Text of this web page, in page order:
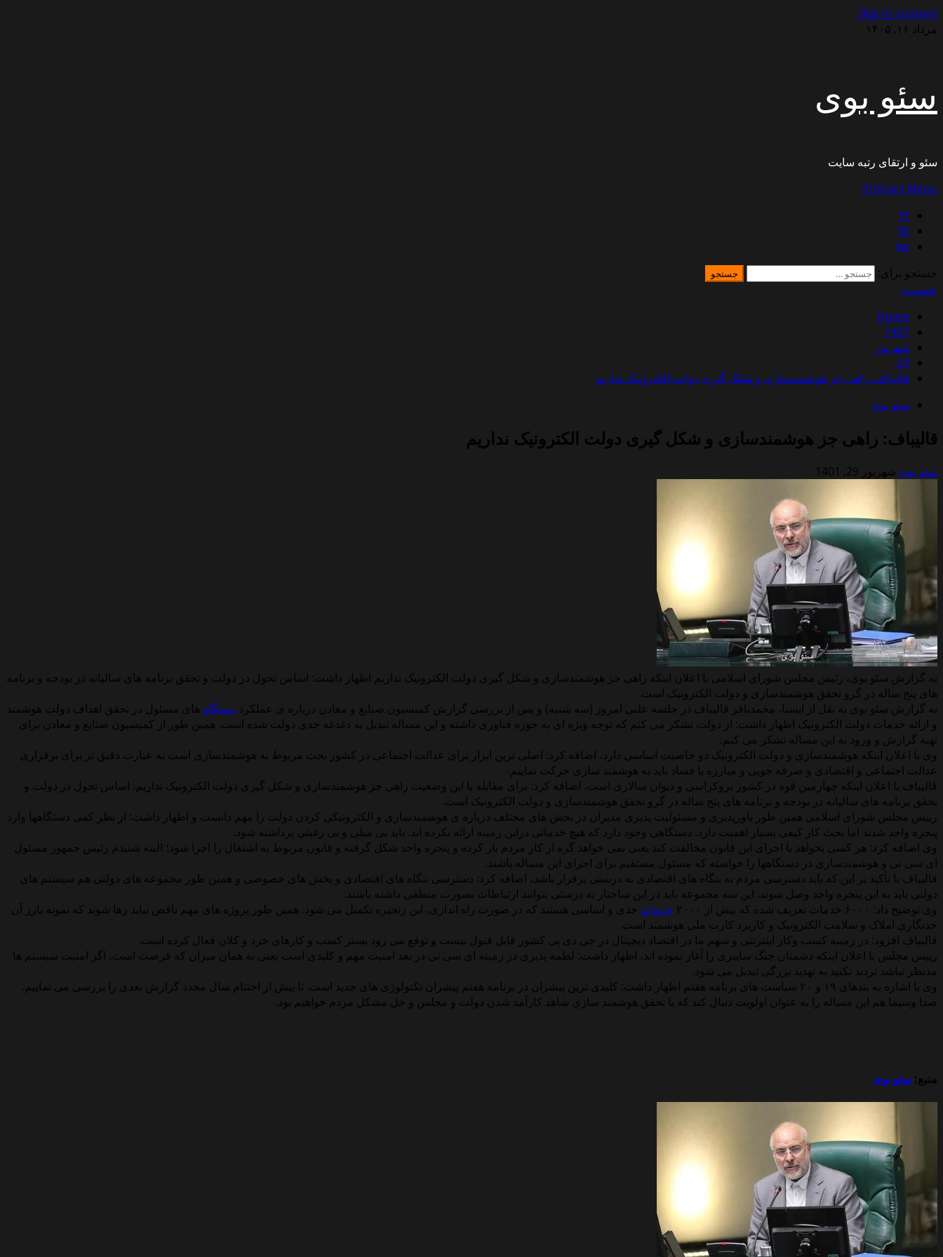
Skip to content
مرداد ۱۶, ۱۴۰۵
سئو بوی
سئو و ارتقای رتبه سایت
Primary Menu
Yt
fb
tw
جستجو برای:
عضویت
Home
1401
شهریور
29
قالیباف: راهی جز هوشمندسازی و شکل گیری دولت الکترونیک نداریم
سئو بوی
قالیباف: راهی جز هوشمندسازی و شکل گیری دولت الکترونیک نداریم
سئو بوی شهریور 29, 1401
به گزارش سئو بوی، رئیس مجلس شورای اسلامی با اعلان اینکه راهی جز هوشمندسازی و شکل گیری دولت الکترونیک نداریم اظهار داشت: اساس تحول در دولت و تحقق برنامه های سالیانه در بودجه و برنامه
های پنج ساله در گرو تحقق هوشمندسازی و دولت الکترونیک است.
به گزارش سئو بوی به نقل از ایسنا، محمدباقر قالیباف در جلسه علنی امروز (سه شنبه) و پس از بررسی گزارش کمیسیون صنایع و معادن درباره ی عملکرد دستگاه های مسئول در تحقق اهداف دولت هوشمند
و ارائه خدمات دولت الکترونیک اظهار داشت: از دولت تشکر می کنم که توجه ویژه ای به حوزه فناوری داشته و این مساله تبدیل به دغدغه جدی دولت شده است. همین طور از کمیسیون صنایع و معادن برای
تهیه گزارش و ورود به این مساله تشکر می کنم.
وی با اعلان اینکه هوشمندسازی و دولت الکترونیک دو خاصیت اساسی دارد، اضافه کرد: اصلی ترین ابزار برای عدالت اجتماعی در کشور بحث مربوط به هوشمندسازی است به عبارت دقیق تر برای برقراری
عدالت اجتماعی و اقتصادی و صرفه جویی و مبارزه با فساد باید به هوشمند سازی حرکت نماییم.
قالیباف با اعلان اینکه چهارمین قوه در کشور بروکراسی و دیوان سالاری است، اضافه کرد: برای مقابله با این وضعیت راهی جز هوشمندسازی و شکل گیری دولت الکترونیک نداریم. اساس تحول در دولت و
تحقق برنامه های سالیانه در بودجه و برنامه های پنج ساله در گرو تحقق هوشمندسازی و دولت الکترونیک است.
رییس مجلس شورای اسلامی همین طور باورپذیری و مسئولیت پذیری مدیران در بخش های مختلف درباره ی هوشمندسازی و الکترونیکی کردن دولت را مهم دانست و اظهار داشت: از نظر کمی دستگاهها وارد
پنجره واحد شدند اما بحث کار کیفی بسیار اهمیت دارد. دستگاهی وجود دارد که هیچ خدماتی دراین زمینه ارائه نکرده اند. باید بی میلی و بی رغبتی برداشته شود.
وی اضافه کرد: هر کسی بخواهد با اجرای این قانون مخالفت کند یعنی نمی خواهد گره از کار مردم باز کرده و پنجره واحد شکل گرفته و قانون مربوط به اشتغال را اجرا شود؛ البته شنیدم رئیس جمهور مسئول
ای سی تی و هوشمندسازی در دستگاهها را خواسته که مسئول مستقیم برای اجرای این مساله باشند.
قالیباف با تأکید بر این که باید دسترسی مردم به بنگاه های اقتصادی به درستی برقرار باشد، اضافه کرد: دسترسی بنگاه های اقتصادی و بخش های خصوصی و همین طور مجموعه های دولتی هم سیستم های
دولتی باید به این پنجره واحد وصل شوند. این سه مجموعه باید در این ساختار به درستی بتوانند ارتباطات بصورت منطقی داشته باشند.
وی توضیح داد: ۶۰۰۰ خدمات تعریف شده که بیش از ۲۰۰۰
خدمات جدی و اساسی هستند که در صورت راه اندازی، این زنجیره تکمیل می شود. همین طور پروژه های مهم ناقص نباید رها شوند که نمونه بارز آن
حدنگاری املاک و سلامت الکترونیک و کاربرد کارت ملی هوشمند است.
قالیباف افزود: در زمینه کسب وکار اینترنتی و سهم ما در اقتصاد دیجیتال در جی دی پی کشور قابل قبول نیست و توقع می رود بستر کسب و کارهای خرد و کلان فعال کرده است.
رییس مجلس با اعلان اینکه دشمنان جنگ سایبری را آغاز نموده اند، اظهار داشت: لطمه پذیری در زمینه ای سی تی در بعد امنیت مهم و کلیدی است یعنی به همان میزان که فرصت است، اگر امنیت سیستم ها
مدنظر نباشد تردید نکنید به تهدید بزرگی تبدیل می شود.
وی با اشاره به بندهای ۱۹ و ۲۰ سیاست های برنامه هفتم اظهار داشت: کلیدی ترین پیشران در برنامه هفتم پیشران تکنولوژی های جدید است. تا پیش از اختتام سال مجدد گزارش بعدی را بررسی می نماییم.
صدا وسیما هم این مساله را به عنوان اولویت دنبال کند که با تحقق هوشمند سازی شاهد کارآمد شدن دولت و مجلس و حل مشکل مردم خواهیم بود.
منبع: سئو بوی